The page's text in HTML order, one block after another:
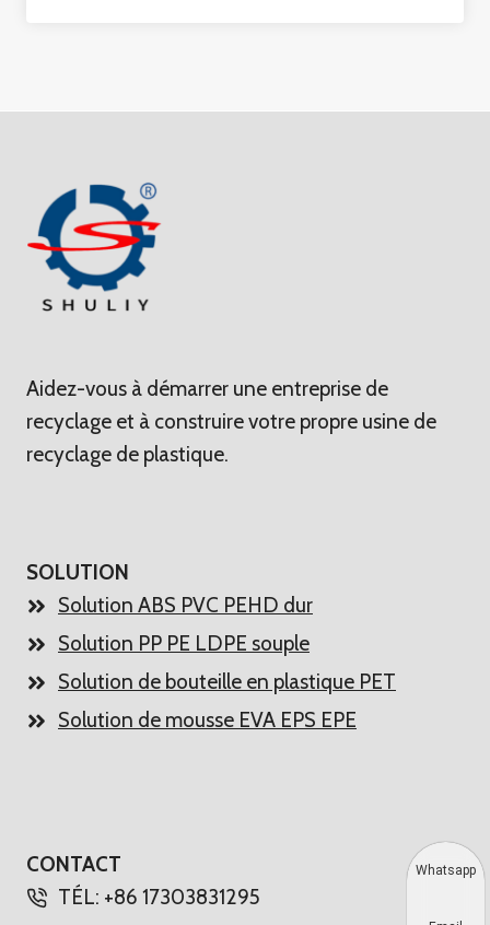
Aidez-vous à démarrer une entreprise de
recyclage et à construire votre propre usine de
recyclage de plastique.
SOLUTION
Solution ABS PVC PEHD dur
Solution PP PE LDPE souple
Solution de bouteille en plastique PET
Solution de mousse EVA EPS EPE
CONTACT
TÉL: +86 17303831295
Whatsapp